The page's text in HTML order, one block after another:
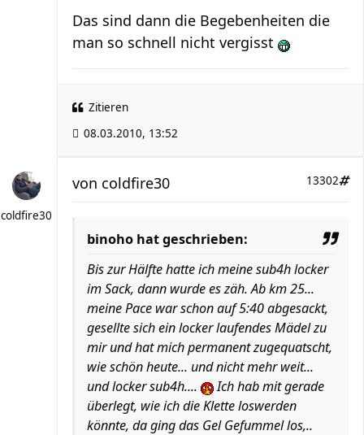
Das sind dann die Begebenheiten die
man so schnell nicht vergisst
Zitieren
08.03.2010, 13:52
coldfire30
13302
von coldfire30
binoho hat geschrieben:
Bis zur Hälfte hatte ich meine sub4h locker
im Sack, dann wurde es zäh. Ab km 25...
meine Pace war schon auf 5:40 abgesackt,
gesellte sich ein locker laufendes Mädel zu
mir und hat mich permanent zugequatscht,
wie schön heute... und nicht mehr weit...
und locker sub4h....
Ich hab mit gerade
überlegt, wie ich die Klette loswerden
könnte, da ging das Gel Gefummel los,..